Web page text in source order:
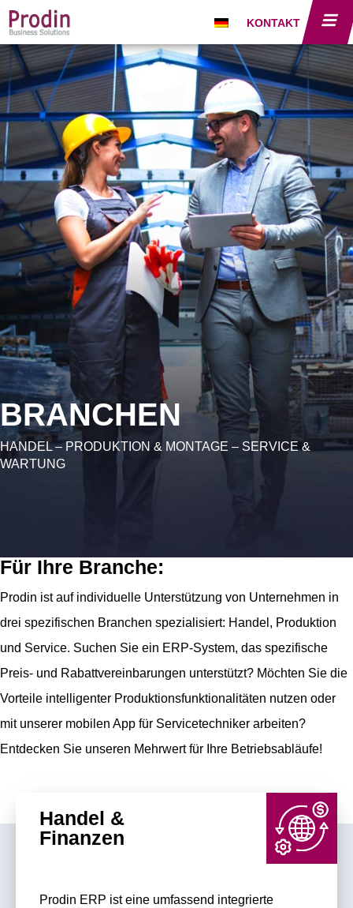
KONTAKT
BRANCHEN
HANDEL – PRODUKTION & MONTAGE – SERVICE &
WARTUNG
Für Ihre Branche:
Prodin ist auf individuelle Unterstützung von Unternehmen in
drei spezifischen Branchen spezialisiert: Handel, Produktion
und Service. Suchen Sie ein ERP-System, das spezifische
Preis- und Rabattvereinbarungen unterstützt? Möchten Sie die
Vorteile intelligenter Produktionsfunktionalitäten nutzen oder
mit unserer mobilen App für Servicetechniker arbeiten?
Entdecken Sie unseren Mehrwert für Ihre Betriebsabläufe!
Handel &
Finanzen
Prodin ERP ist eine umfassend integrierte